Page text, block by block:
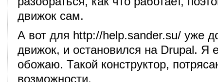
движок сам.
А вот для http://help.sander.su/ уже
движок, и остановился на Drupal. Я
обожаю. Такой конструктор,
возможности.